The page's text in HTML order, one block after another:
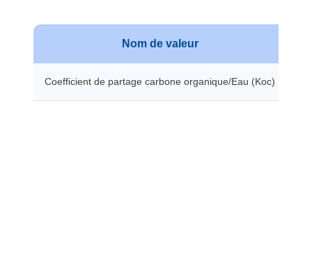
Nom de valeur
Coefficient de partage carbone organique/Eau (Koc)